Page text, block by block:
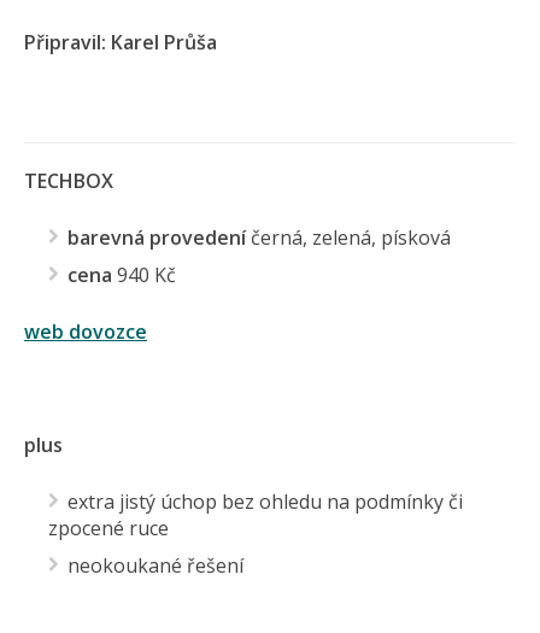
Připravil: Karel Průša
TECHBOX
barevná provedeníčerná, zelená, písková
cena 940 Kč
web dovozce
plus
extra jistý úchop bez ohledu na podmínky či
zpocené ruce
neokoukané řešení